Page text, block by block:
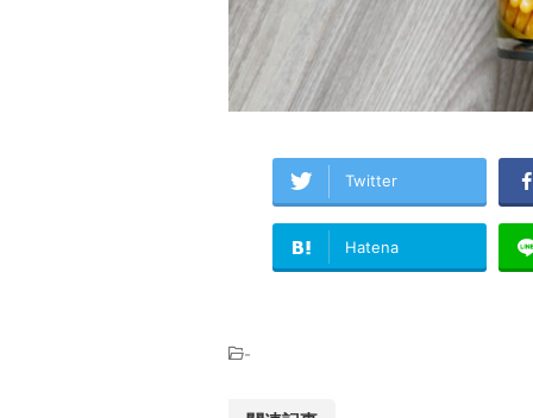
Twitter
Hatena
-